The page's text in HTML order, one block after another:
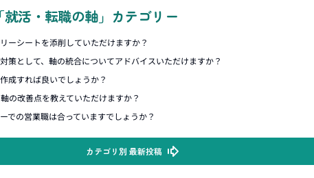
活・転職の軸」カテゴリー
ーシートを添削していただけますか？
策として、軸の統合についてアドバイスいただけますか？
成すれば良いでしょうか？
の改善点を教えていただけますか？
での営業職は合っていますでしょうか？
カテゴリ別 最新投稿